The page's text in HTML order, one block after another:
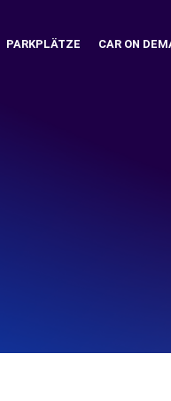
PARKPLÄTZE CAR ON